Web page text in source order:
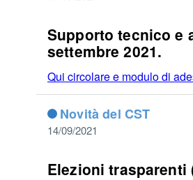
Supporto tecnico e
settembre 2021.
Qui circolare e modulo di
Novità del CST
14/09/2021
Elezioni trasparenti